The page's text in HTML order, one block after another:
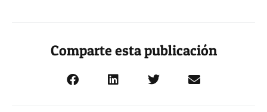
Comparte esta publicación